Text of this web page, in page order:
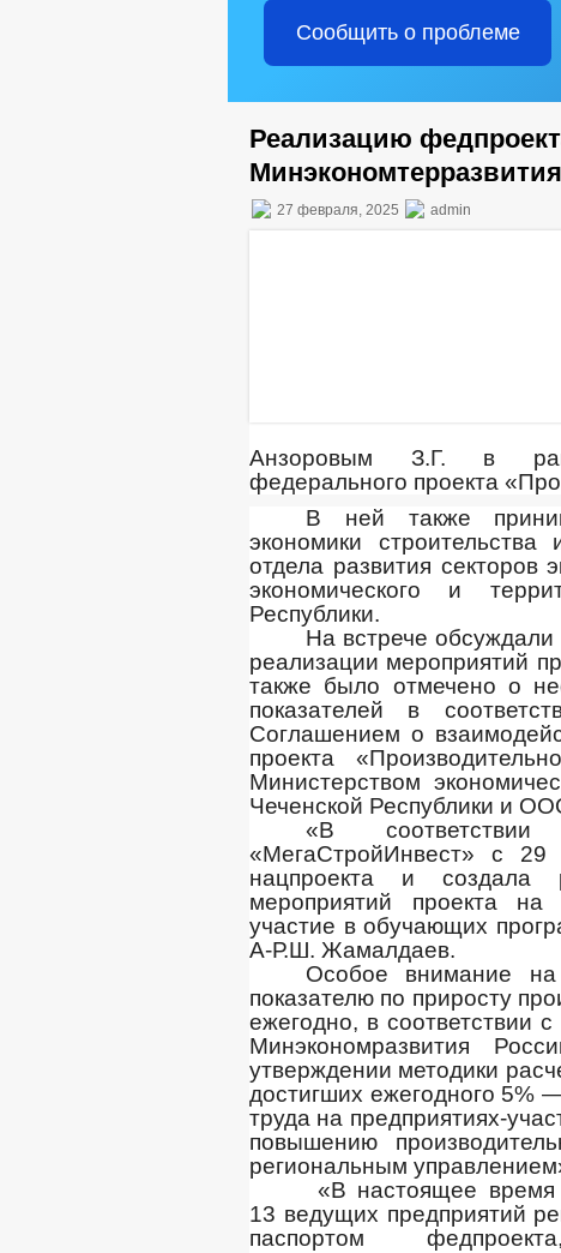
Сообщить о проблеме
Реализацию
27 февраля, 2025 admin
Анзоровым З.Г. в
федерального проекта
В ней также
экономики
отдела развития секторов
экономического и
Республики.
На встрече
реализации мероприятий
также было отмечено о
показателей в
Соглашением о
проекта
Министерством
Чеченской Республики и
«В
«МегаСтройИнвест» с 29
нацпроекта и создала
мероприятий проекта на
участие в обучающих
А-Р.Ш. Жамалдаев.
Особое внимание
показателю по приросту
ежегодно, в соответствии
Минэкономразвития
утверждении методики
достигших ежегодного 5%
труда на предприятиях-
повышению
региональным
«В настоящее время
13 ведущих предприятий
паспортом